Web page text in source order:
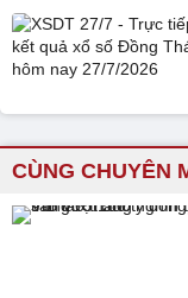
CÙNG CHUYÊN